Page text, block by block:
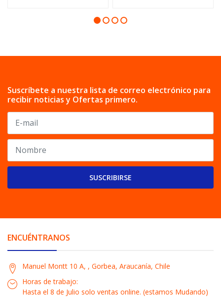
Suscríbete a nuestra lista de correo electrónico para
recibir noticias y Ofertas primero.
SUSCRIBIRSE
ENCUÉNTRANOS
Manuel Montt 10 A, , Gorbea, Araucanía, Chile
Horas de trabajo:
Hasta el 8 de Julio solo ventas online. (estamos Mudando)